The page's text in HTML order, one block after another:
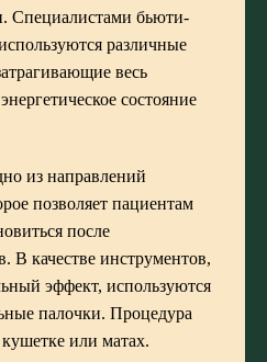
Специалистами бьюти-
различные
весь
состояние
из направлений
позволяет пациентам
после
В качестве инструментов,
эффект, используются
палочки. Процедура
или матах.